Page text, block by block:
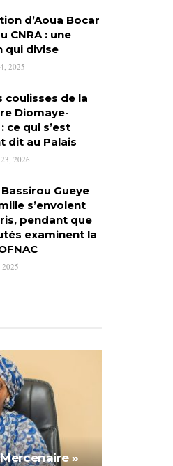
d’Aoua Bocar
CNRA : une
qui divise
2025
coulisses de la
Diomaye-
: ce qui s’est
dit au Palais
2026
Gueye
s’envolent
pendant que
examinent la
»